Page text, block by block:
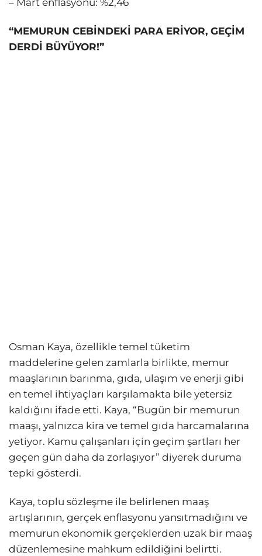
“MEMURUN CEBİNDEKİ PARA ERİYOR, GEÇİM
DERDİ BÜYÜYOR!”
Osman Kaya, özellikle temel tüketim
maddelerine gelen zamlarla birlikte, memur
maaşlarının barınma, gıda, ulaşım ve enerji gibi
en temel ihtiyaçları karşılamakta bile yetersiz
kaldığını ifade etti. Kaya, “Bugün bir memurun
maaşı, yalnızca kira ve temel gıda harcamalarına
yetiyor. Kamu çalışanları için geçim şartları her
geçen gün daha da zorlaşıyor” diyerek duruma
tepki gösterdi.
Kaya, toplu sözleşme ile belirlenen maaş
artışlarının, gerçek enflasyonu yansıtmadığını ve
memurun ekonomik gerçeklerden uzak bir maaş
düzenlemesine mahkum edildiğini belirtti.